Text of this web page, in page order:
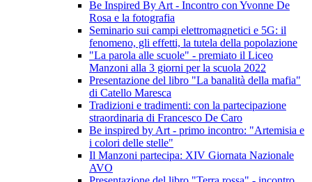
Be Inspired By Art - Incontro con Yvonne De
Rosa e la fotografia
Seminario sui campi elettromagnetici e 5G: il
fenomeno, gli effetti, la tutela della popolazione
"La parola alle scuole" - premiato il Liceo
Manzoni alla 3 giorni per la scuola 2022
Presentazione del libro "La banalità della mafia"
di Catello Maresca
Tradizioni e tradimenti: con la partecipazione
straordinaria di Francesco De Caro
Be inspired by Art - primo incontro: "Artemisia e
i colori delle stelle"
Il Manzoni partecipa: XIV Giornata Nazionale
AVO